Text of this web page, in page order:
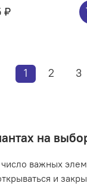
₽
1 2 3
на
важных
и